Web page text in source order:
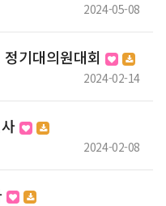
2024-05-08
기대의원대회
2024-02-14
2024-02-08